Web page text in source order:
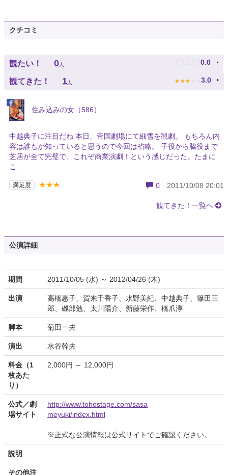
クチコミ
観たい！ 0 人 ♪ ♪ ♪ ♪ ♪ 0.0
観てきた！ 1 人 ★ ★ ★ ★ ★ 3.0
住み込みの女（586）
中越典子に注目だね 本日、帝国劇場にて細雪を観劇。 もちろん内
容は誰もが知っていると思うので今回は省略。 子役から脇役まで
芝居が全て完璧で、これぞ商業演劇！という感じ​だった。たまに
こ...
満足度 ★★★ 0 2011/10/08 20:01
観てきた！一覧へ
公演詳細
期間 2011/10/05 (水) ～ 2012/04/26 (木)
出演
高橋惠子、賀来千香子、水野美紀、中越典子、篠田三
郎、磯部勉、太川陽介、新藤栄作、橋爪淳
脚本 菊田一夫
演出 水谷幹夫
料金（1
枚あた
り）
2,000円 ～ 12,000円
公式／劇
場サイト
http://www.tohostage.com/sasa
meyuki/index.html
※正式な公演情報は公式サイトでご確認ください。
説明
その他注